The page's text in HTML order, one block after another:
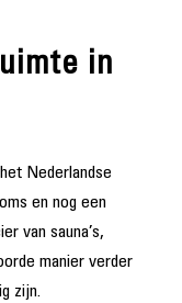
in
Nederlandse
en nog een
van sauna’s,
manier verder
zijn.